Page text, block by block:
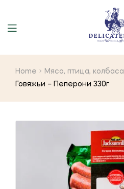
Home Мясо, птица, колбаса
Говяжьи – Пеперони 330г